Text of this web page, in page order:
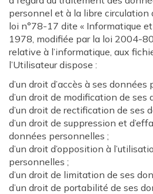
personnel et à la libre circulation
loi n°78-17 dite « Informatique
1978, modifiée par la loi 2004-
relative à l’informatique, aux
l’Utilisateur dispose :
d’un droit d’accès à ses données
d’un droit de modification de ses
d’un droit de rectification de ses
d’un droit de suppression et
données personnelles ;
d’un droit d’opposition à
personnelles ;
d’un droit de limitation de ses
d’un droit de portabilité de ses